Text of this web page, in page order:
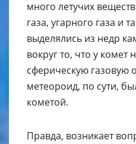
много летучих
газа, угарного газа и
выделялись из недр
вокруг то, что у
сферическую газовую
метеороид, по сути,
кометой.
Правда, возникает